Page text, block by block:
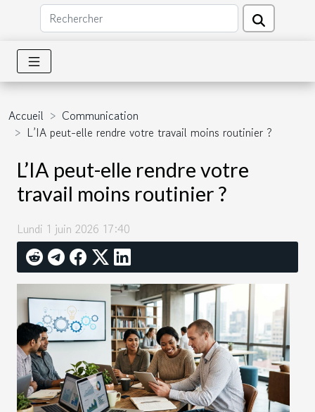
Accueil
Communication
L’IA peut-elle rendre votre travail moins routinier ?
L’IA peut-elle rendre votre
travail moins routinier ?
Lundi 1 juin 2026 17:40